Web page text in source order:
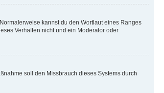
kannst du den Wortlaut eines Ranges
Verhalten nicht und ein Moderator oder
soll den Missbrauch dieses Systems durch